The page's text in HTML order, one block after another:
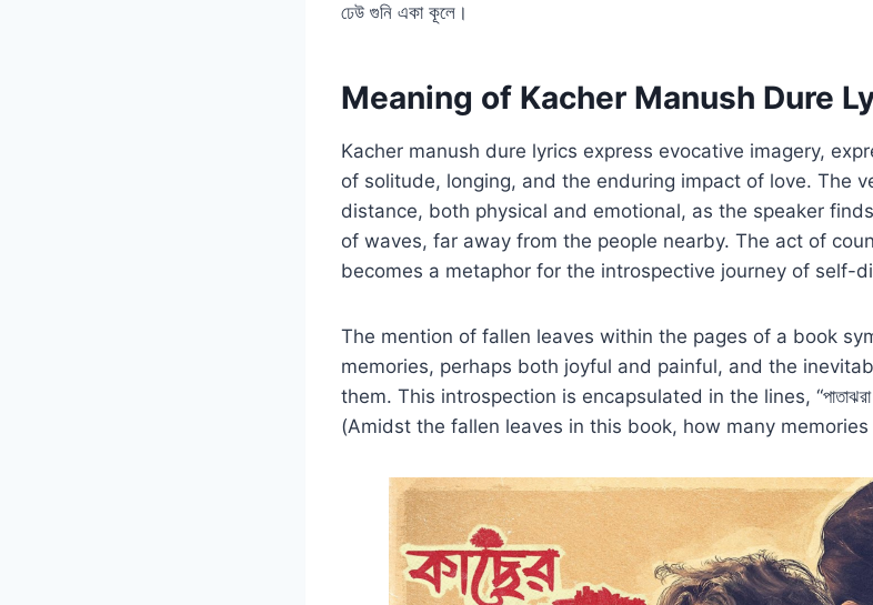
ঢেউ গুনি একা কূলে।
Meaning of Kacher Manush Dure
Kacher manush dure lyrics express evocative imagery,
of solitude, longing, and the enduring impact of love. The
distance, both physical and emotional, as the speaker
of waves, far away from the people nearby. The act of
becomes a metaphor for the introspective journey of self-
The mention of fallen leaves within the pages of a book
memories, perhaps both joyful and painful, and the
them. This introspection is encapsulated in the lines, “পাতাঝরা এই
(Amidst the fallen leaves in this book, how many